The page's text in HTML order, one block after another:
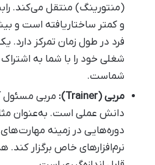
(منتورینگ) منتقل می‌کند.
و کمتر ساختاریافته است و
فرد در طول زمان تمرکز دارد.
شغلی خود را با شما به
شماست.
مربی (Trainer):
مربی
دانش عملی است. به‌عنوان
دوره‌هایی در زمینه
نرم‌افزارهای خاص برگزار